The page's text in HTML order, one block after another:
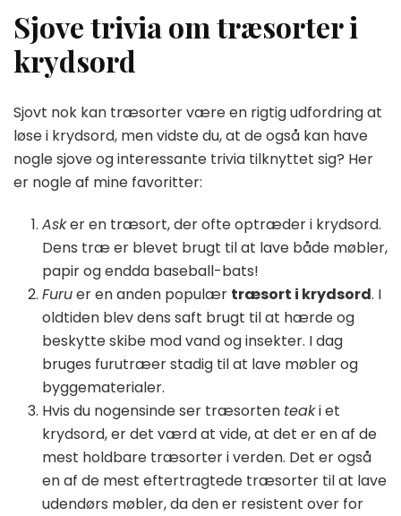
Sjove trivia om træsorter i
krydsord
Sjovt nok kan træsorter være en rigtig udfordring at
løse i krydsord, men vidste du, at de også kan have
nogle sjove og interessante trivia tilknyttet sig? Her
er nogle af mine favoritter:
Asker en træsort, der ofte optræder i krydsord.
Dens træ er blevet brugt til at lave både møbler,
papir og endda baseball-bats!
Furuer en anden populær træsort i krydsord. I
oldtiden blev dens saft brugt til at hærde og
beskytte skibe mod vand og insekter. I dag
bruges furutræer stadig til at lave møbler og
byggematerialer.
Hvis du nogensinde ser træsorten teaki et
krydsord, er det værd at vide, at det er en af de
mest holdbare træsorter i verden. Det er også
en af de mest eftertragtede træsorter til at lave
udendørs møbler, da den er resistent over for